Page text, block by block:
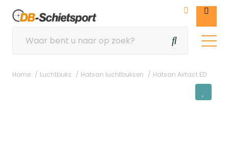
Home Luchtbuks Hatsan luchtbuksen Hatsan Airtact ED